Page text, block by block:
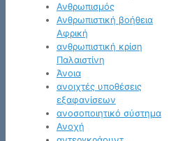
Ανθρωπισμός
Ανθρωπιστική βοήθεια
Αφρική
ανθρωπιστική κρίση
Παλαιστίνη
Άνοια
ανοιχτές υποθέσεις
εξαφανίσεων
ανοσοποιητικό σύστημα
Ανοχή